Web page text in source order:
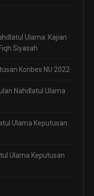
Ulama: Kajian
Siyasah
Konbes NU 2022
Nahdlatul Ulama
Ulama Keputusan
Ulama Keputusan